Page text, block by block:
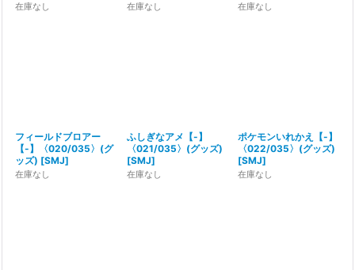
在庫なし 在庫なし 在庫なし
フィールドブロアー
【-】〈020/035〉(グ
ッズ) [SMJ]
在庫なし
ふしぎなアメ【-】
〈021/035〉(グッズ)
[SMJ]
在庫なし
ポケモンいれかえ【-】
〈022/035〉(グッズ)
[SMJ]
在庫なし